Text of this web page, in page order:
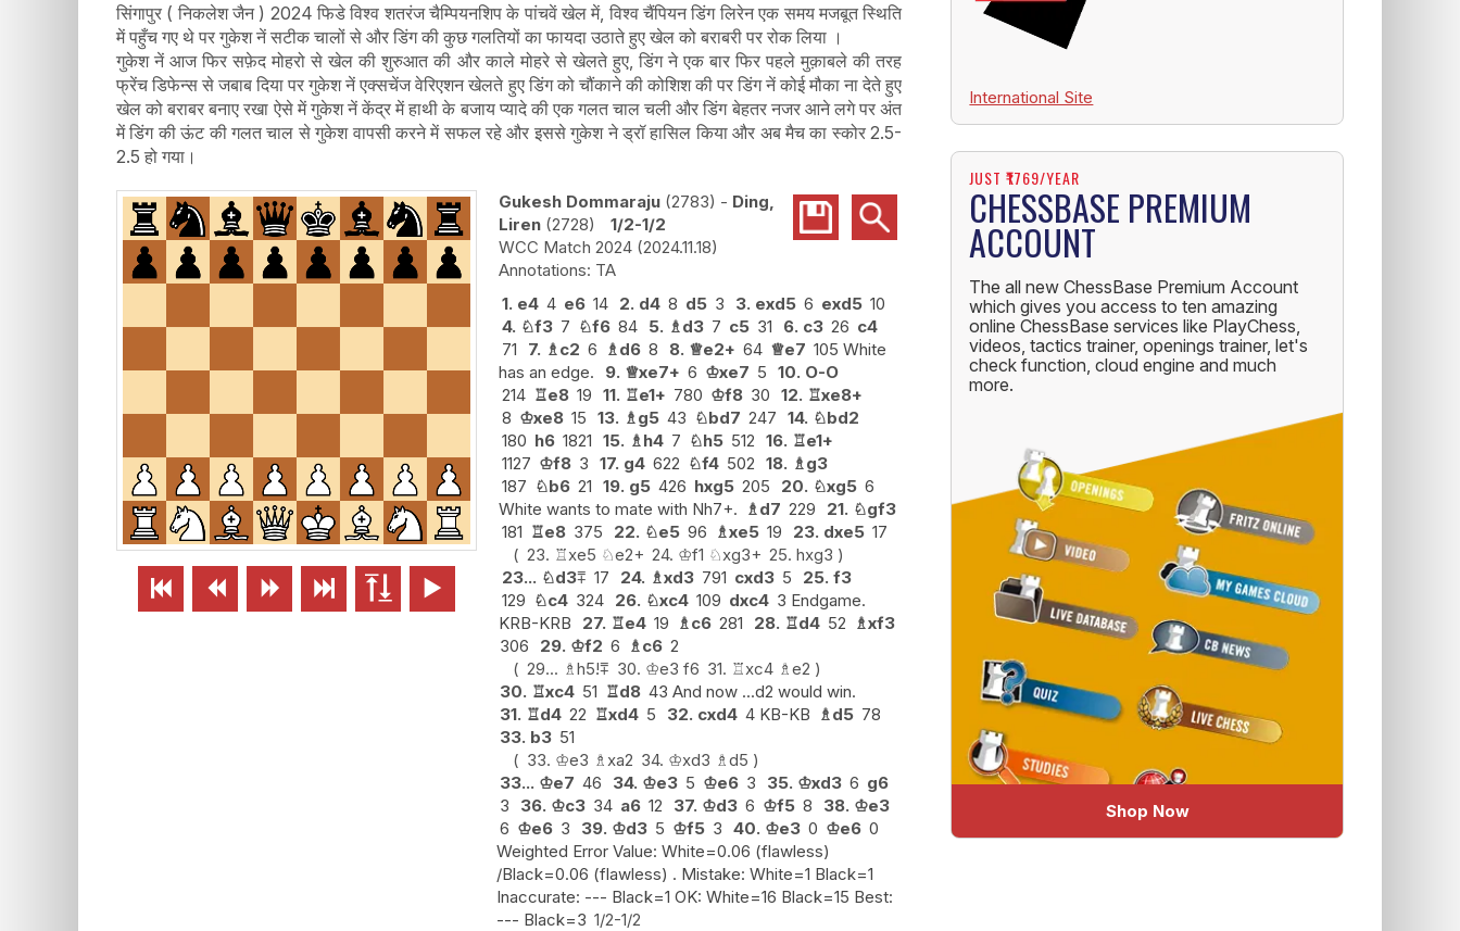
सिंगापुर ( निकलेश जैन ) 2024 फिडे विश्व शतरंज चैम्पियनशिप के पांचवें खेल में, विश्व चैंपियन डिंग लिरेन एक समय मजबूत स्थिति
में पहुँच गए थे पर गुकेश नें सटीक चालों से और डिंग की कुछ गलतियों का फायदा उठाते हुए खेल को बराबरी पर रोक लिया ।
गुकेश नें आज फिर सफ़ेद मोहरो से खेल की शुरुआत की और काले मोहरे से खेलते हुए, डिंग ने एक बार फिर पहले मुक़ाबले की तरह
फ्रेंच डिफेन्स से जबाब दिया पर गुकेश नें एक्सचेंज वेरिएशन खेलते हुए डिंग को चौंकाने की कोशिश की पर डिंग नें कोई मौका ना देते हुए
खेल को बराबर बनाए रखा ऐसे में गुकेश नें केंद्र में हाथी के बजाय प्यादे की एक गलत चाल चली और डिंग बेहतर नजर आने लगे पर अंत
में डिंग की ऊंट की गलत चाल से गुकेश वापसी करने में सफल रहे और इससे गुकेश ने ड्रॉ हासिल किया और अब मैच का स्कोर 2.5-
2.5 हो गया।
     
Gukesh Dommaraju 2783 - Ding,
Liren 2728
1/2-1/2
WCC Match 2024 2024.11.18
TA
1. e4 4 e6 14 2. d4 8 d5 3 3. exd5 6 exd5 10
4. ♘f3 7 ♘f6 84 5. ♗ d3 7 c5 31 6. c3 26 c4
71
7. ♗ c2 6 ♗ d6 8 8. ♕e2+ 64 ♕e7 105 White
has an edge.
9. ♕xe7+ 6 ♔xe7 5 10. O-O
214 ♖e8 19 11. ♖e1+ 780 ♔f8 30 12. ♖xe8+
8 ♔xe8 15 13. ♗ g5 43 ♘bd7 247 14. ♘bd2
180 h6 1821 15. ♗ h4 7 ♘h5 512 16. ♖e1+
1127 ♔f8 3 17. g4 622 ♘f4 502 18. ♗ g3
187 ♘b6 21 19. g5 426 hxg5 205 20. ♘xg5 6
White wants to mate with Nh7+.
♗ d7 229 21. ♘gf3
181 ♖e8 375 22. ♘e5 96 ♗xe5 19 23. dxe5 17
23. ♖xe5 ♘e2+ 24. ♔f1 ♘xg3+ 25. hxg3
23... ♘d3⩱ 17 24. ♗xd3 791 cxd3 5 25. f3
129 ♘c4 324 26. ♘xc4 109 dxc4 3 Endgame.
KRB-KRB
27. ♖e4 19 ♗ c6 281 28. ♖d4 52 ♗xf3
306
29. ♔f2 6 ♗ c6 2
29... ♗h5!⩱ 30. ♔e3 f6 31. ♖xc4 ♗e2
30. ♖xc4 51 ♖d8 43 And now ...d2 would win.
31. ♖d4 22 ♖xd4 5 32. cxd4 4 KB-KB ♗ d5 78
33. b3 51
33. ♔e3 ♗ xa2 34. ♔xd3 ♗d5
33... ♔e7 46 34. ♔e3 5 ♔e6 3 35. ♔xd3 6 g6
3
36. ♔c3 34 a6 12 37. ♔d3 6 ♔f5 8 38. ♔e3
6 ♔e6 3 39. ♔d3 5 ♔f5 3 40. ♔e3 0 ♔e6 0
Weighted Error Value: White=0.06 (flawless)
/Black=0.06 (flawless) . Mistake: White=1 Black=1
Inaccurate: --- Black=1 OK: White=16 Black=15 Best:
--- Black=3 1/2-1/2
International Site
JUST ₹1769/YEAR
CHESSBASE PREMIUM
ACCOUNT
The all new ChessBase Premium Account
which gives you access to ten amazing
online ChessBase services like PlayChess,
videos, tactics trainer, openings trainer, let's
check function, cloud engine and much
more.
Shop Now